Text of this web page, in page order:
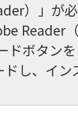
）」が
Reader
ドボタン
ドし、イ